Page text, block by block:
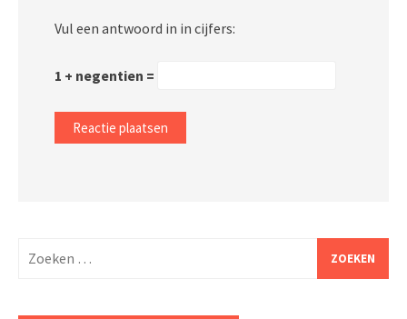
Vul een antwoord in in cijfers:
1 + negentien =
naar: